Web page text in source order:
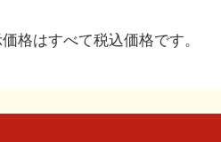
格はすべて税込価格です。